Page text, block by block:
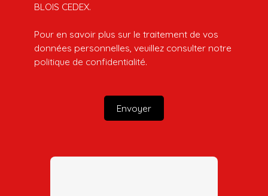
BLOIS CEDEX.
Pour en savoir plus sur le traitement de vos
données personnelles, veuillez consulter notre
politique de confidentialité.
Envoyer